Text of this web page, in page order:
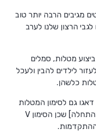
מגיבים הרבה יותר טוב
לגבי הרצון שלנו לערב
מטלות, סמלים
לילדים להבין ולעכל
כלשהן.
דאגו גם לסימון המטלות
שהילד ביצע בהצלחה [גם אם חלקית בהתחלה] שכן הסימון V